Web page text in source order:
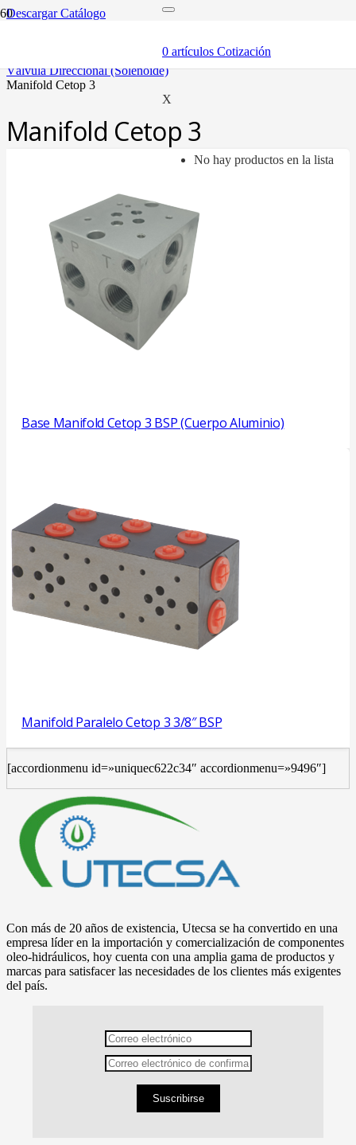
0 artículos Cotización
X
No hay productos en la lista
Descargar Catálogo
válvula direccional (solenoide)
manifold cetop 3
Manifold Cetop 3
Base Manifold Cetop 3 BSP (Cuerpo Aluminio)
Manifold Paralelo Cetop 3 3/8″ BSP
[accordionmenu id=»uniquec622c34″ accordionmenu=»9496″]
Con más de 20 años de existencia, Utecsa se ha convertido en una
empresa líder en la importación y comercialización de componentes
oleo-hidráulicos, hoy cuenta con una amplia gama de productos y
marcas para satisfacer las necesidades de los clientes más exigentes
del país.
Suscribirse